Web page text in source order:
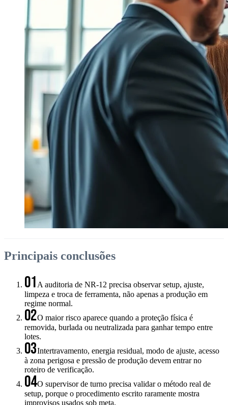
Principais conclusões
01 A auditoria de NR-12 precisa observar setup, ajuste,
limpeza e troca de ferramenta, não apenas a produção em
regime normal.
02O maior risco aparece quando a proteção física é
removida, burlada ou neutralizada para ganhar tempo entre
lotes.
03Intertravamento, energia residual, modo de ajuste, acesso
à zona perigosa e pressão de produção devem entrar no
roteiro de verificação.
04O supervisor de turno precisa validar o método real de
setup, porque o procedimento escrito raramente mostra
improvisos usados sob meta.